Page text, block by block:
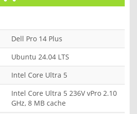
Dell Pro 14 Plus
Ubuntu 24.04 LTS
Intel Core Ultra 5
Intel Core Ultra 5 236V vPro 2.10
GHz, 8 MB cache